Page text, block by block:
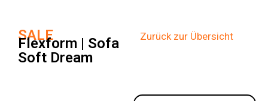
SALE
Flexform | Sofa
Soft Dream
Zurück zur Übersicht